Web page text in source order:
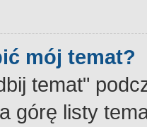
mój temat?
temat"
górę listy